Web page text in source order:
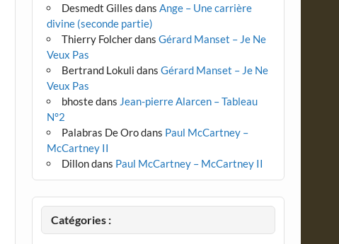
Desmedt Gilles dansAnge – Une carrière
divine (seconde partie)
Thierry FolcherdansGérard Manset – Je Ne
Veux Pas
Bertrand Lokuli dansGérard Manset – Je Ne
Veux Pas
bhostedans Jean-pierre Alarcen – Tableau
N°2
Palabras De Orodans Paul McCartney –
McCartney II
Dillondans Paul McCartney – McCartney II
Catégories :